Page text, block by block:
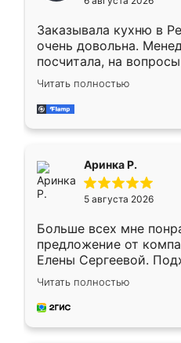
мебели буду
Заказывала кухню в
очень довольна.
посчитала, на
Замерщик приехал в
делу со всей
за день, ребята
Читать полностью
Аринка Р.
5 августа 2026
Больше всех мне
предложение от
Елены Сергеевой.
короткие сроки
для замера сотрудник
предложил по моему
Читать полностью